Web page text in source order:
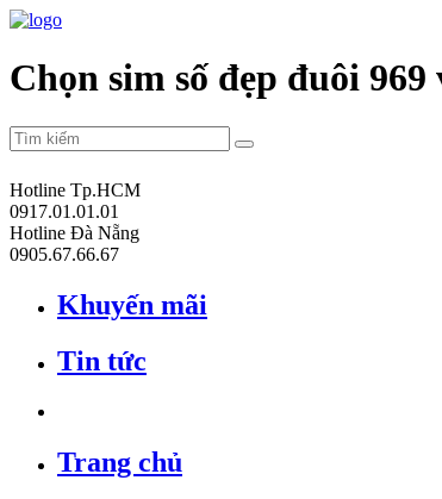
Chọn sim số đẹp đuôi
Hotline Tp.HCM
0917.01.01.01
Hotline Đà Nẵng
0905.67.66.67
Khuyến mãi
Tin tức
Trang chủ